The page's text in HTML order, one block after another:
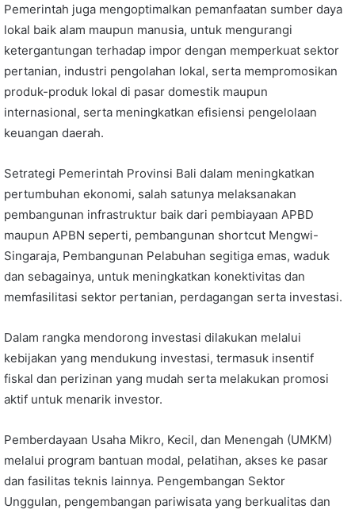
Pemerintah juga mengoptimalkan pemanfaatan sumber daya
lokal baik alam maupun manusia, untuk mengurangi
ketergantungan terhadap impor dengan memperkuat sektor
pertanian, industri pengolahan lokal, serta mempromosikan
produk-produk lokal di pasar domestik maupun
internasional, serta meningkatkan efisiensi pengelolaan
keuangan daerah.
Setrategi Pemerintah Provinsi Bali dalam meningkatkan
pertumbuhan ekonomi, salah satunya melaksanakan
pembangunan infrastruktur baik dari pembiayaan APBD
maupun APBN seperti, pembangunan shortcut Mengwi-
Singaraja, Pembangunan Pelabuhan segitiga emas, waduk
dan sebagainya, untuk meningkatkan konektivitas dan
memfasilitasi sektor pertanian, perdagangan serta investasi.
Dalam rangka mendorong investasi dilakukan melalui
kebijakan yang mendukung investasi, termasuk insentif
fiskal dan perizinan yang mudah serta melakukan promosi
aktif untuk menarik investor.
Pemberdayaan Usaha Mikro, Kecil, dan Menengah (UMKM)
melalui program bantuan modal, pelatihan, akses ke pasar
dan fasilitas teknis lainnya. Pengembangan Sektor
Unggulan, pengembangan pariwisata yang berkualitas dan